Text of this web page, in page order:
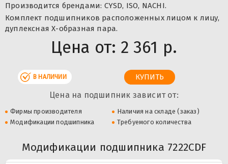
Производится брендами: CYSD, ISO, NACHI.
Комплект подшипников расположенных лицом к лицу,
дуплексная Х-образная пара.
Цена от: 2 361 р.
В НАЛИЧИИ
Цена на подшипник зависит от:
Фирмы производителя
Наличия на складе (заказ)
Модификации подшипника
Требуемого количества
Модификации подшипника 7222CDF